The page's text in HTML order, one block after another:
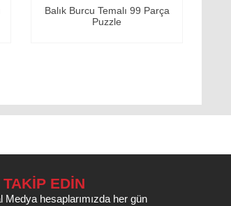
Balık Burcu Temalı 99 Parça
Puzzle
EDİN
Medya hesaplarımızda her gün